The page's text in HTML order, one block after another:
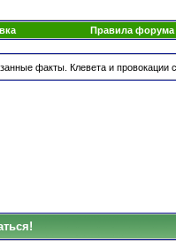
Правила форума
факты. Клевета и провокации